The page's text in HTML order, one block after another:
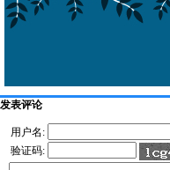
发表评论
用户名:
验证码: